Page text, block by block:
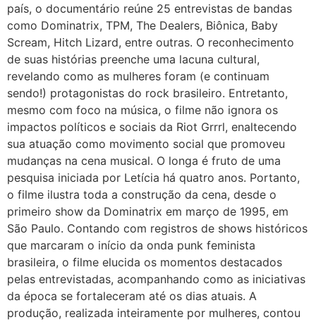
país, o documentário reúne 25 entrevistas de bandas
como Dominatrix, TPM, The Dealers, Biônica, Baby
Scream, Hitch Lizard, entre outras. O reconhecimento
de suas histórias preenche uma lacuna cultural,
revelando como as mulheres foram (e continuam
sendo!) protagonistas do rock brasileiro. Entretanto,
mesmo com foco na música, o filme não ignora os
impactos políticos e sociais da Riot Grrrl, enaltecendo
sua atuação como movimento social que promoveu
mudanças na cena musical. O longa é fruto de uma
pesquisa iniciada por Letícia há quatro anos. Portanto,
o filme ilustra toda a construção da cena, desde o
primeiro show da Dominatrix em março de 1995, em
São Paulo. Contando com registros de shows históricos
que marcaram o início da onda punk feminista
brasileira, o filme elucida os momentos destacados
pelas entrevistadas, acompanhando como as iniciativas
da época se fortaleceram até os dias atuais. A
produção, realizada inteiramente por mulheres, contou